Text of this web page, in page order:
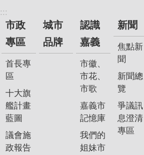
網
路
社
群
府
資
訊
公
開
:::
市政
專區
首長專
區
十大旗
艦計畫
藍圖
議會施
政報告
城市
品牌
認識
嘉義
市徽、
市花、
市歌
嘉義市
記憶庫
我們的
姐妹市
新聞
焦點新
聞
新聞總
覽
爭議訊
息澄清
專區